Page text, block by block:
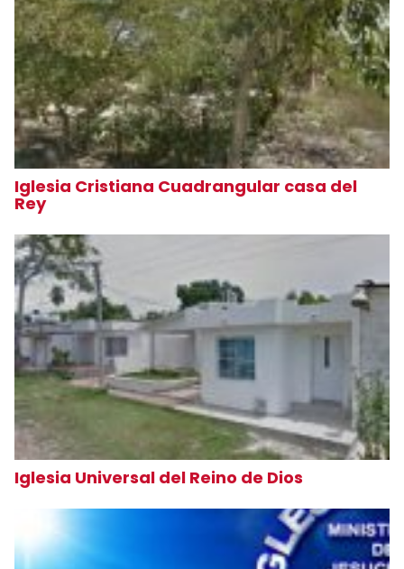
Iglesia Cristiana Cuadrangular casa del
Rey
Iglesia Universal del Reino de Dios